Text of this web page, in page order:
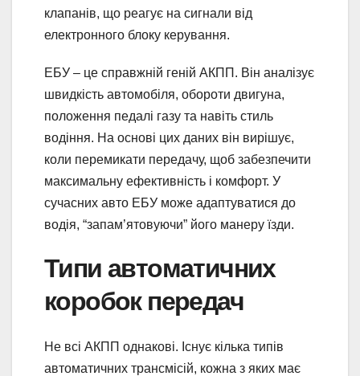
клапанів, що реагує на сигнали від
електронного блоку керування.
ЕБУ – це справжній геній АКПП. Він аналізує
швидкість автомобіля, обороти двигуна,
положення педалі газу та навіть стиль
водіння. На основі цих даних він вирішує,
коли перемикати передачу, щоб забезпечити
максимальну ефективність і комфорт. У
сучасних авто ЕБУ може адаптуватися до
водія, “запам’ятовуючи” його манеру їзди.
Типи автоматичних
коробок передач
Не всі АКПП однакові. Існує кілька типів
автоматичних трансмісій, кожна з яких має